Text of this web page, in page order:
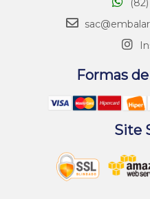
Formas
Site